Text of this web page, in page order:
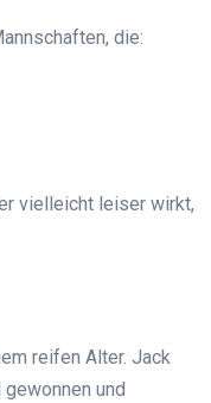
die:
vielleicht leiser wirkt,
reifen Alter. Jack
und